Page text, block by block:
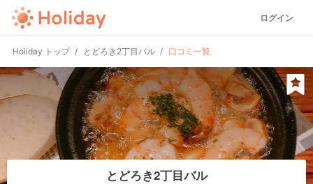
ログイン
Holiday トップ とどろき2丁目バル 口コミ一覧
とどろき2丁目バル